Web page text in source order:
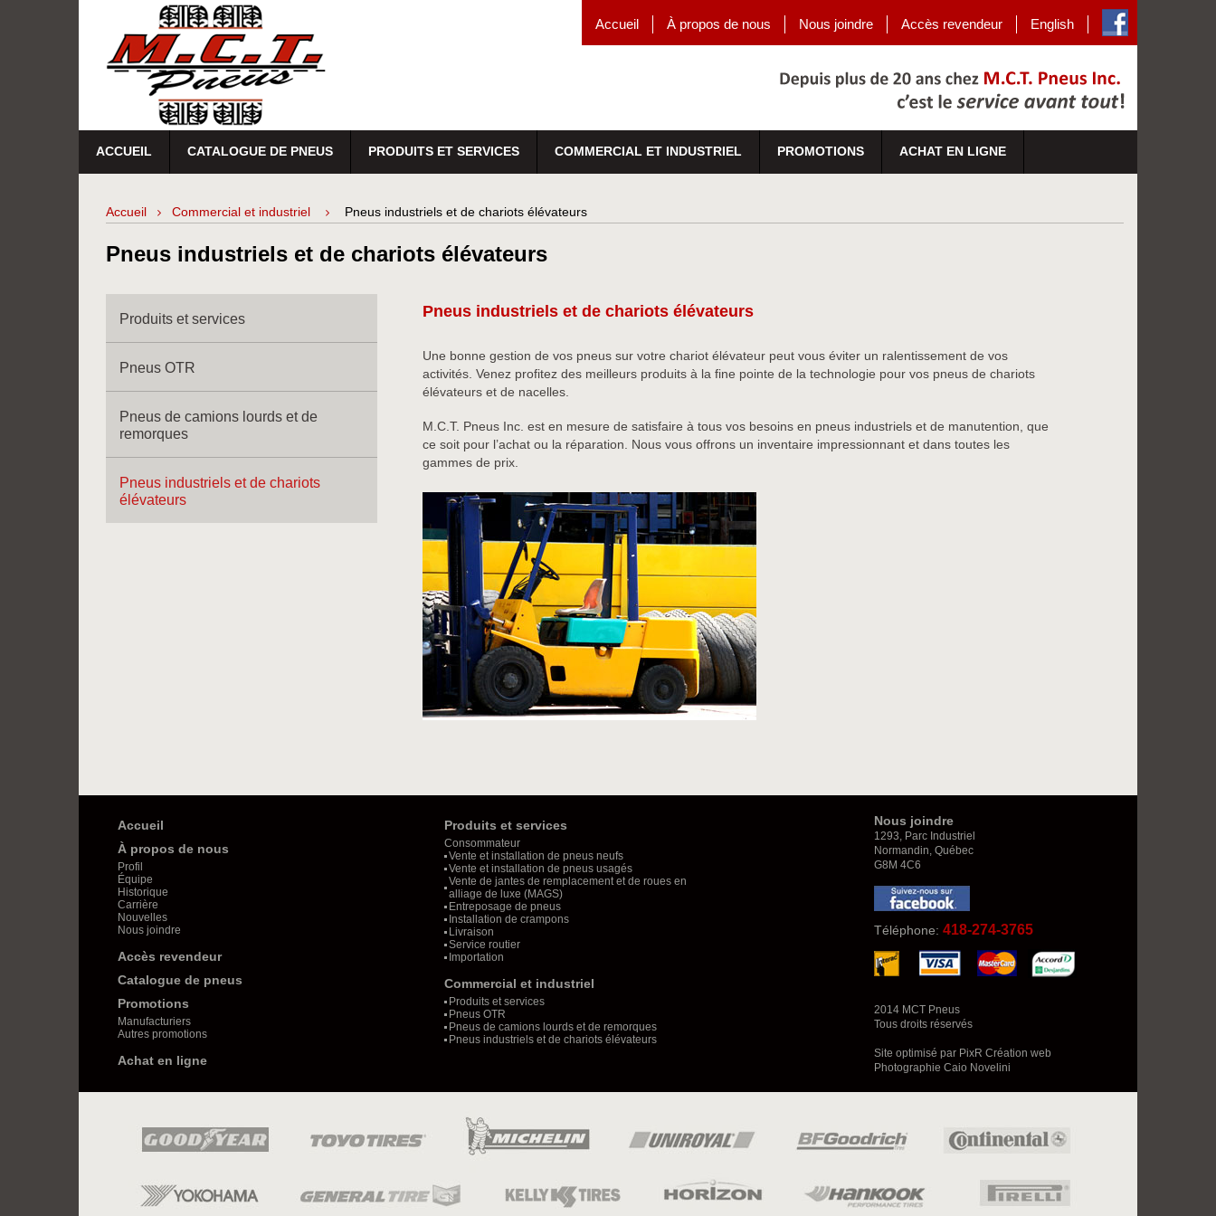
Accueil À propos de nous Nous joindre Accès revendeur English
ACCUEIL CATALOGUE DE PNEUS PRODUITS ET SERVICES COMMERCIAL ET INDUSTRIEL PROMOTIONS ACHAT EN LIGNE
Accueil Commercial et industriel Pneus industriels et de chariots élévateurs
Pneus industriels et de chariots élévateurs
Produits et services
Pneus OTR
Pneus de camions lourds et de
remorques
Pneus industriels et de chariots
élévateurs
Pneus industriels et de chariots élévateurs
Une bonne gestion de vos pneus sur votre chariot élévateur peut vous éviter un ralentissement de vos
activités. Venez profitez des meilleurs produits à la fine pointe de la technologie pour vos pneus de chariots
élévateurs et de nacelles.
M.C.T. Pneus Inc. est en mesure de satisfaire à tous vos besoins en pneus industriels et de manutention, que
ce soit pour l’achat ou la réparation. Nous vous offrons un inventaire impressionnant et dans toutes les
gammes de prix.
Accueil
À propos de nous
Profil
Équipe
Historique
Carrière
Nouvelles
Nous joindre
Accès revendeur
Catalogue de pneus
Promotions
Manufacturiers
Autres promotions
Achat en ligne
Produits et services
Consommateur
Vente et installation de pneus neufs
Vente et installation de pneus usagés
Vente de jantes de remplacement et de roues en
alliage de luxe (MAGS)
Entreposage de pneus
Installation de crampons
Livraison
Service routier
Importation
Commercial et industriel
Produits et services
Pneus OTR
Pneus de camions lourds et de remorques
Pneus industriels et de chariots élévateurs
Nous joindre
1293, Parc Industriel
Normandin, Québec
G8M 4C6
Téléphone: 418-274-3765
2014 MCT Pneus
Tous droits réservés
Site optimisé par PixR Création web
Photographie Caio Novelini